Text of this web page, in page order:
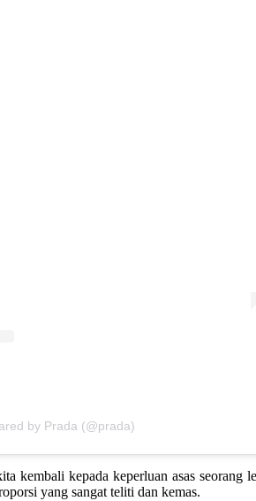
by Prada (@prada)
kembali kepada keperluan asas
yang sangat teliti dan kemas.